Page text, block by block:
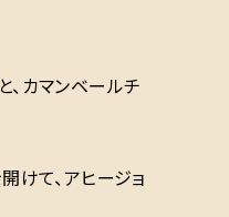
、カマンベールチ
けて、アヒージョ